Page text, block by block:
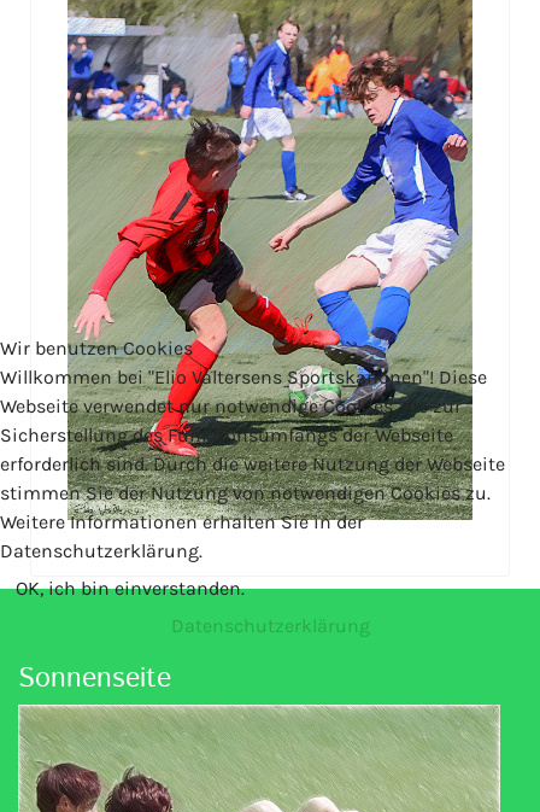
Sonnenseite
Wir benutzen Cookies
Willkommen bei "Elio Valtersens Sportskanonen"! Diese
Webseite verwendet nur notwendige Cookies, die zur
Sicherstellung des Funktionsumfangs der Webseite
erforderlich sind. Durch die weitere Nutzung der Webseite
stimmen Sie der Nutzung von notwendigen Cookies zu.
Weitere Informationen erhalten Sie in der
Datenschutzerklärung.
OK, ich bin einverstanden.
Datenschutzerklärung